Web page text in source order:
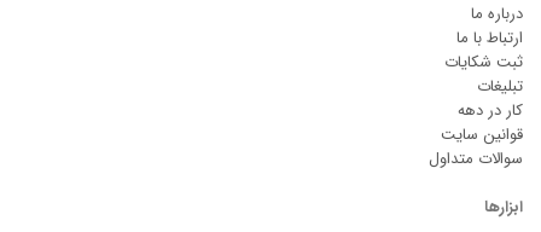
درباره ما
ارتباط با ما
ثبت شکایات
تبلیغات
کار در دهه
قوانین سایت
سوالات متداول
ابزارها